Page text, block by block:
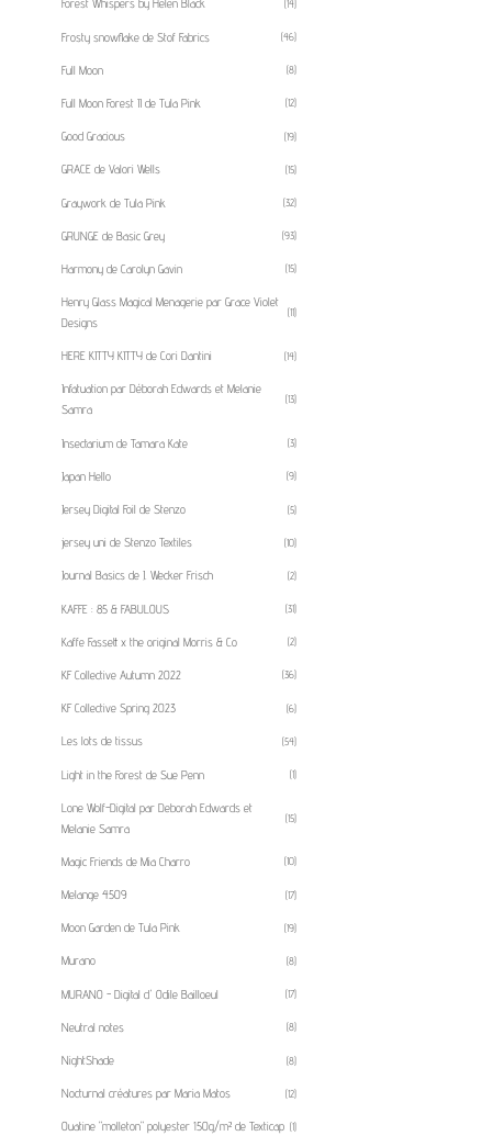
Forest Whispers by Helen Black (14)
Frosty snowflake de Stof Fabrics (46)
Full Moon (8)
Full Moon Forest II de Tula Pink (12)
Good Gracious (19)
GRACE de Valori Wells (15)
Graywork de Tula Pink (32)
GRUNGE de Basic Grey (93)
Harmony de Carolyn Gavin (15)
Henry Glass Magical Menagerie par Grace Violet
Designs
(11)
HERE KITTY KITTY de Cori Dantini (14)
Infatuation par Déborah Edwards et Melanie
Samra
(13)
Insectarium de Tamara Kate (3)
Japan Hello (9)
Jersey Digital Foil de Stenzo (5)
jersey uni de Stenzo Textiles (10)
Journal Basics de J. Wecker Frisch (2)
KAFFE : 85 & FABULOUS (31)
Kaffe Fassett x the original Morris & Co (2)
KF Collective Autumn 2022 (36)
KF Collective Spring 2023 (6)
Les lots de tissus (54)
Light in the Forest de Sue Penn (1)
Lone Wolf-Digital par Deborah Edwards et
Melanie Samra
(15)
Magic Friends de Mia Charro (10)
Melange 4509 (17)
Moon Garden de Tula Pink (19)
Murano (8)
MURANO - Digital d' Odile Bailloeul (17)
Neutral notes (8)
NightShade (8)
Nocturnal créatures par Maria Matos (12)
Ouatine "molleton" polyester 150g/m² de Texticap (1)